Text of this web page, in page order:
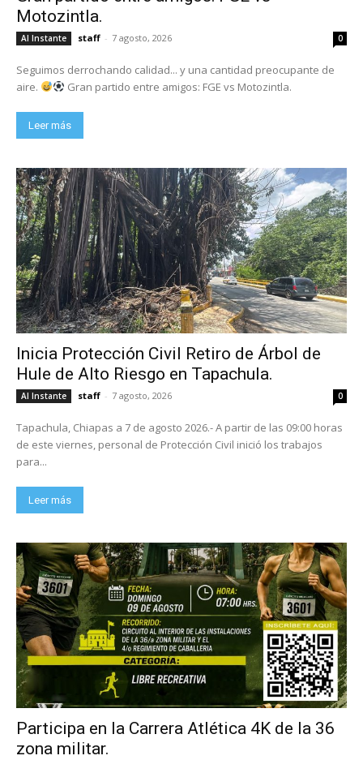
Motozintla.
Al Instante staff - 7 agosto, 2026 0
Seguimos derrochando calidad... y una cantidad preocupante de
aire.
Gran partido entre amigos: FGE vs Motozintla.
Leer más
Inicia Protección Civil Retiro de Árbol de
Hule de Alto Riesgo en Tapachula.
Al Instante staff - 7 agosto, 2026 0
Tapachula, Chiapas a 7 de agosto 2026.- A partir de las 09:00 horas
de este viernes, personal de Protección Civil inició los trabajos
para...
Leer más
Participa en la Carrera Atlética 4K de la 36
zona militar.